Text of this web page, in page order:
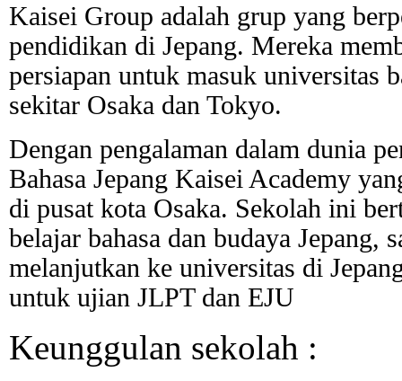
Kaisei Group adalah grup yang
pendidikan di Jepang. Mereka
persiapan untuk masuk universitas
sekitar Osaka dan Tokyo.
Dengan pengalaman dalam dunia
Bahasa Jepang Kaisei Academy
di pusat kota Osaka. Sekolah ini
belajar bahasa dan budaya
melanjutkan ke universitas di
untuk ujian JLPT dan EJU
Keunggulan sekolah :